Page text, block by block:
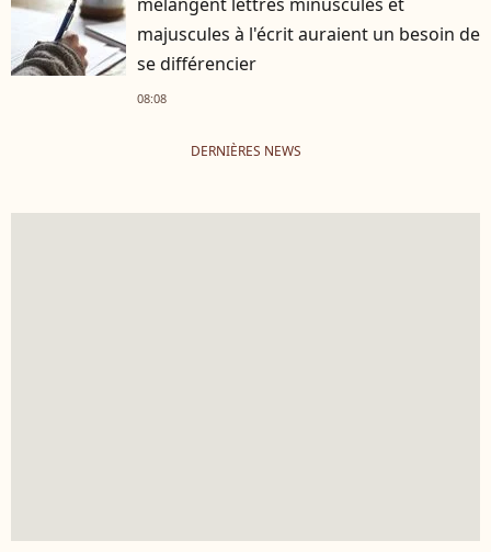
majuscules à l'écrit auraient un besoin de
se différencier
08:08
DERNIÈRES NEWS